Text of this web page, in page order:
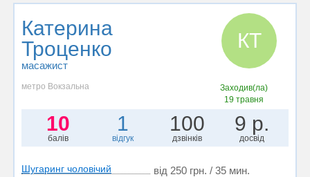
Катерина
Троценко
масажист
КТ
метро Вокзальна
Заходив(ла)
19 травня
10
балів
1
відгук
100
дзвінків
9 р.
досвід
Шугаринг чоловічий від 250 грн. / 35 мин.